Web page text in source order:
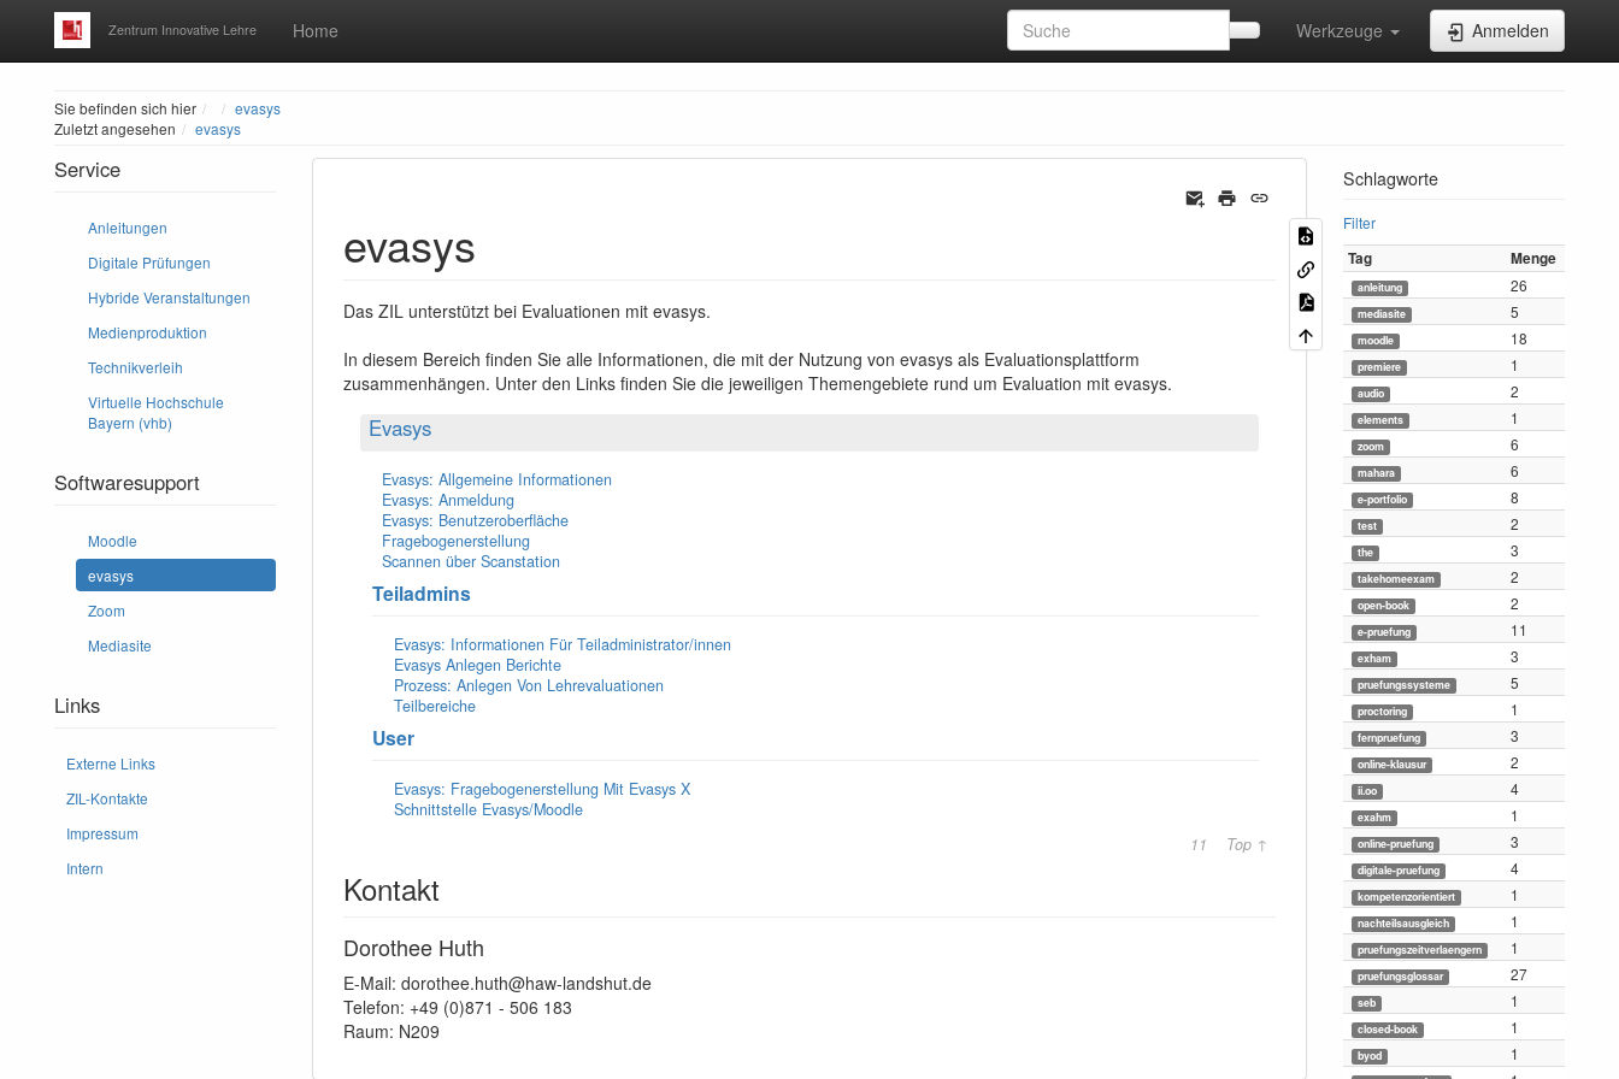
Zentrum Innovative Lehre Home Werkzeuge Anmelden
Sie befinden sich hier Home
evasys
Zuletzt angesehen
evasys
Service
Anleitungen
Digitale Prüfungen
Hybride Veranstaltungen
Medienproduktion
Technikverleih
Virtuelle Hochschule
Bayern (vhb)
Softwaresupport
Moodle
evasys
Zoom
Mediasite
Links
Externe Links
ZIL-Kontakte
Impressum
Intern
evasys
Das ZIL unterstützt bei Evaluationen mit evasys.
In diesem Bereich finden Sie alle Informationen, die mit der Nutzung von evasys als Evaluationsplattform
zusammenhängen. Unter den Links finden Sie die jeweiligen Themengebiete rund um Evaluation mit evasys.
11
Evasys
Evasys: Allgemeine Informationen
Evasys: Anmeldung
Evasys: Benutzeroberfläche
Fragebogenerstellung
Scannen über Scanstation
Teiladmins
Evasys: Informationen Für Teiladministrator/innen
Evasys Anlegen Berichte
Prozess: Anlegen Von Lehrevaluationen
Teilbereiche
User
Evasys: Fragebogenerstellung Mit Evasys X
Schnittstelle Evasys/Moodle
Top ↑
Kontakt
Dorothee Huth
E-Mail: dorothee.huth@haw-landshut.de
Telefon: +49 (0)871 - 506 183
Raum: N209
Schlagworte
Filter
Tag
Menge
anleitung 26
mediasite 5
moodle 18
premiere 1
audio 2
elements 1
zoom 6
mahara 6
e-portfolio 8
test 2
the 3
takehomeexam 2
open-book 2
e-pruefung 11
exham 3
pruefungssysteme 5
proctoring 1
fernpruefung 3
online-klausur 2
ii.oo 4
exahm 1
online-pruefung 3
digitale-pruefung 4
kompetenzorientiert 1
nachteilsausgleich 1
pruefungszeitverlaengern 1
pruefungsglossar 27
seb 1
closed-book 1
byod 1